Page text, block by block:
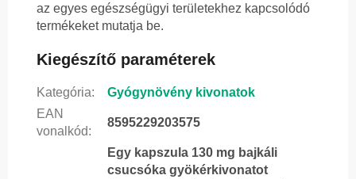
az egyes egészségügyi területekhez kapcsolódó
termékeket mutatja be.
Kiegészítő paraméterek
Kategória:
Gyógynövény kivonatok
EAN
vonalkód:
8595229203575
Egy kapszula 130 mg bajkáli
csucsóka gyökérkivonatot